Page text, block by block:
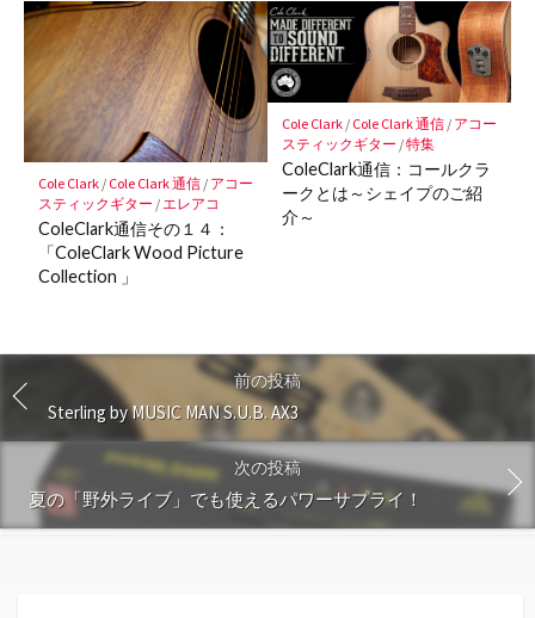
Cole Clark/ Cole Clark 通信/ アコー
スティックギター / エレアコ
ColeClark通信その１４：
「ColeClark Wood Picture
Collection 」
Cole Clark/ Cole Clark 通信/ アコー
スティックギター /特集
ColeClark通信：コールクラ
ークとは～シェイプのご紹
介～
前の投稿
Sterling by MUSIC MAN S.U.B. AX3
次の投稿
夏の「野外ライブ」でも使えるパワーサプライ！